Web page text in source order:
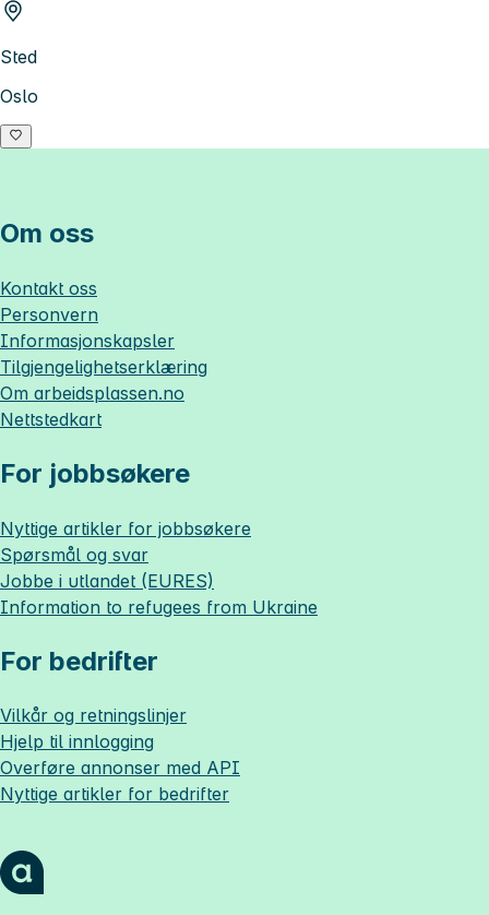
Sted
Oslo
Om oss
Kontakt oss
Personvern
Informasjonskapsler
Tilgjengelighetserklæring
Om arbeidsplassen.no
Nettstedkart
For jobbsøkere
Nyttige artikler for jobbsøkere
Spørsmål og svar
Jobbe i utlandet (EURES)
Information to refugees from Ukraine
For bedrifter
Vilkår og retningslinjer
Hjelp til innlogging
Overføre annonser med API
Nyttige artikler for bedrifter